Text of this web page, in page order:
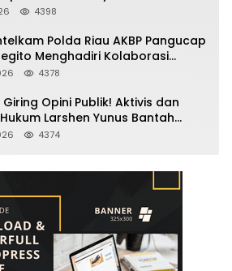
Menjabat Kakanwil
4398
Polda Riau AKBP Pangucap
Menghadiri Kolaborasi
Lingkungan Cegah Karhutla
4378
Opini Publik! Aktivis dan
Larshen Yunus Bantah
Soal Gelar Profesor Sufmi Dasco
4374